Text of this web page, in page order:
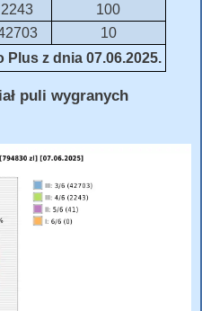
2243
100
10
z dnia 07.06.2025.
puli wygranych